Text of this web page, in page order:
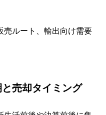
売ルート、輸出向け需要
売却タイミング